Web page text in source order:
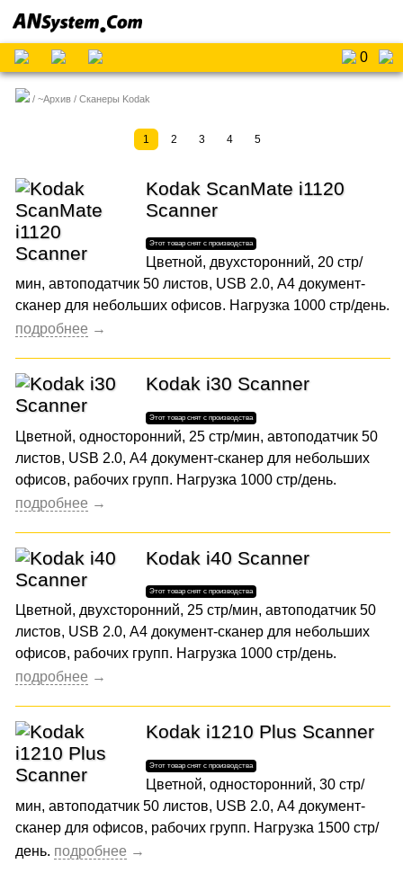
0
~Архив Сканеры Kodak
1 2 3 4 5
Kodak ScanMate i1120
Scanner
Цветной, двухсторонний, 20 стр/
мин, автоподатчик 50 листов, USB 2.0, А4 документ-
сканер для небольших офисов. Нагрузка 1000 стр/день.
Kodak i30 Scanner
Цветной, односторонний, 25 стр/мин, автоподатчик 50
листов, USB 2.0, А4 документ-сканер для небольших
офисов, рабочих групп. Нагрузка 1000 стр/день.
Kodak i40 Scanner
Цветной, двухсторонний, 25 стр/мин, автоподатчик 50
листов, USB 2.0, А4 документ-сканер для небольших
офисов, рабочих групп. Нагрузка 1000 стр/день.
Kodak i1210 Plus Scanner
Цветной, односторонний, 30 стр/
мин, автоподатчик 50 листов, USB 2.0, А4 документ-
сканер для офисов, рабочих групп. Нагрузка 1500 стр/
день.